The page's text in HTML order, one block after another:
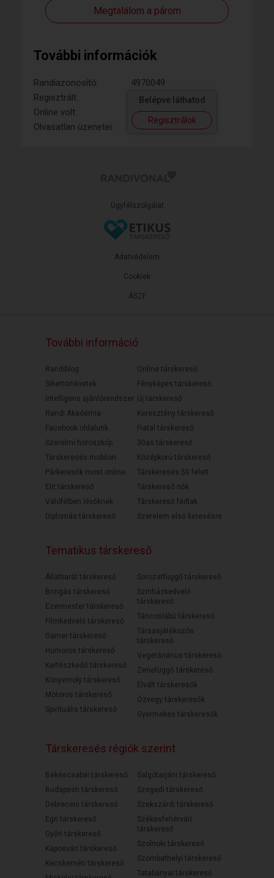
Megtalálom a párom
További információk
Randiazonosító:
4970049
Regisztrált:
Online volt:
Olvasatlan üzenetei:
Belépve láthatod
Regisztrálok
Ügyfélszolgálat
ÁSZF
Adatvédelem
Cookiek
További információ
Randiblog
Sikertörténetek
Intelligens ajánlórendszer
Randi Akadémia
Facebook oldalunk
Szerelmi horoszkóp
Társkeresés mobilon
Párkeresők most online
Elit társkereső
Válófélben lévőknek
Diplomás társkereső
Online társkereső
Fényképes társkereső
Új társkereső
Keresztény társkereső
Fiatal társkereső
30as társkereső
Középkorú társkereső
Társkeresés 50 felett
Társkereső nők
Társkereső férfiak
Szerelem első keresésre
Tematikus társkereső
Állatbarát társkereső
Bringás társkereső
Ezermester társkereső
Filmkedvelő társkereső
Gamer társkereső
Humoros társkereső
Kertészkedő társkereső
Könyvmoly társkereső
Motoros társkereső
Spirituális társkereső
Sorozatfüggő társkereső
Színházkedvelő
társkereső
Táncoslábú társkereső
Társasjátékozós
társkereső
Vegetáriánus társkereső
Zenefüggő társkereső
Elvált társkeresők
Özvegy társkeresők
Gyermekes társkeresők
Társkeresés régiók szerint
Békéscsabai társkereső
Budapesti társkereső
Debreceni társkereső
Egri társkereső
Győri társkereső
Kaposvári társkereső
Kecskeméti társkereső
Salgótarjáni társkereső
Szegedi társkereső
Szekszárdi társkereső
Székesfehérvári
társkereső
Szolnoki társkereső
Szombathelyi társkereső
Tatabányai társkereső